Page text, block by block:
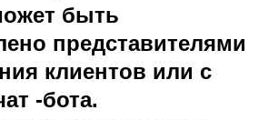
быть
представителями
клиентов или с
-бота.